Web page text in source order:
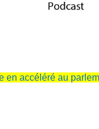
en accéléré au